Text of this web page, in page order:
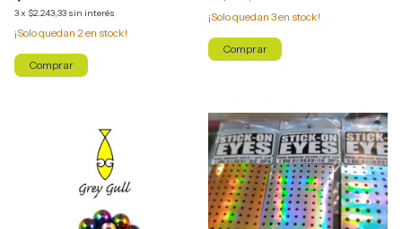
3x $2.243,33 sin interés
¡Solo quedan 2en stock!
Comprar
¡Solo quedan 3en stock!
Comprar